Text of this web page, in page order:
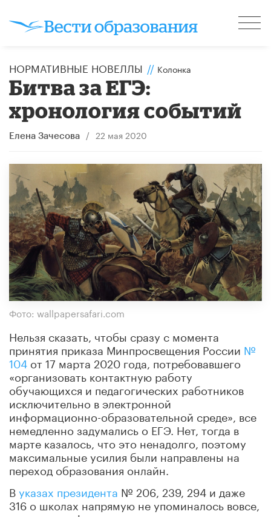
НОРМАТИВНЫЕ НОВЕЛЛЫ // Колонка
Битва за ЕГЭ:
хронология событий
Елена Зачесова / 22 мая 2020
Фото: wallpapersafari.com
Нельзя сказать, чтобы сразу с момента
принятия приказа Минпросвещения России №
104 от 17 марта 2020 года, потребовавшего
«организовать контактную работу
обучающихся и педагогических работников
исключительно в электронной
информационно-образовательной среде», все
немедленно задумались о ЕГЭ. Нет, тогда в
марте казалось, что это ненадолго, поэтому
максимальные усилия были направлены на
переход образования онлайн.
Вуказах президента № 206, 239, 294 и даже
316 о школах напрямую не упоминалось вовсе,